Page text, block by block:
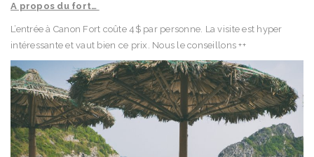
A propos du fort…
L’entrée à Canon Fort coûte 4$ par personne. La visite est hyper
intéressante et vaut bien ce prix. Nous le conseillons ++